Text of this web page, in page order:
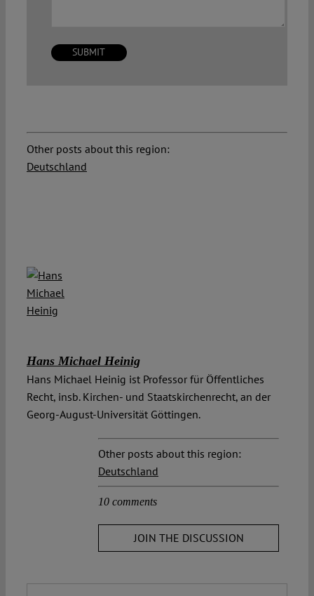
Other posts about this region:
Deutschland
Hans Michael Heinig
Hans Michael Heinig ist Professor für Öffentliches
Recht, insb. Kirchen- und Staatskirchenrecht, an der
Georg-August-Universität Göttingen.
Other posts about this region:
Deutschland
10 comments
JOIN THE DISCUSSION